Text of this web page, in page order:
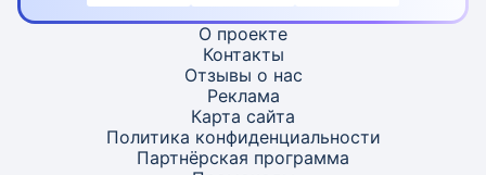
О проекте
Контакты
Отзывы о нас
Реклама
Карта сайта
Политика конфиденциальности
Партнёрская программа